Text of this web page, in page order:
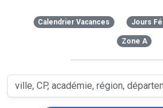
Calendrier Vacances Jours
Zone A